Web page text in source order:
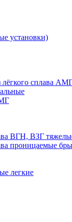
установки)
сплава
ВГН, ВЗГ
проницаемые
легкие